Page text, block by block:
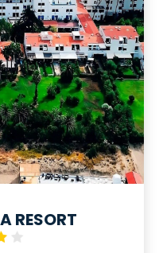
servizi quali
ampi spazi
animazione
e' un albergo
sia per
RESORT